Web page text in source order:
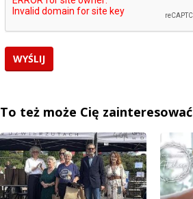
To też może Cię zainteresować